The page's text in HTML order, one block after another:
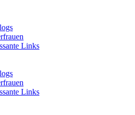
Links
Links